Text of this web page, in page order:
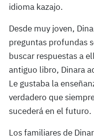
idioma kazajo.
Desde muy joven,
preguntas profundas
buscar respuestas a
antiguo libro, Dinara
Le gustaba la
verdadero que
sucederá en el futuro.
Los familiares de